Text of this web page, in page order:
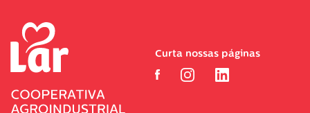
Curta nossas páginas